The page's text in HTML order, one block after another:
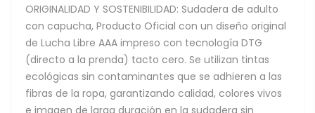
ORIGINALIDAD Y SOSTENIBILIDAD: Sudadera de adulto
con capucha, Producto Oficial con un diseño original
de Lucha Libre AAA impreso con tecnología DTG
(directo a la prenda) tacto cero. Se utilizan tintas
ecológicas sin contaminantes que se adhieren a las
fibras de la ropa, garantizando calidad, colores vivos
e imagen de larga duración en la sudadera sin